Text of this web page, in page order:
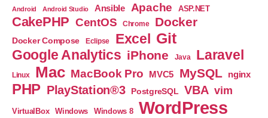
Android Android Studio Ansible Apache ASP.NET
CakePHP CentOS Chrome Docker
Docker Compose Eclipse Excel Git
Google Analytics iPhone Java Laravel
Linux Mac MacBook Pro MVC5 MySQL nginx
PHP PlayStation®3 PostgreSQL VBA vim
VirtualBox Windows Windows 8 WordPress